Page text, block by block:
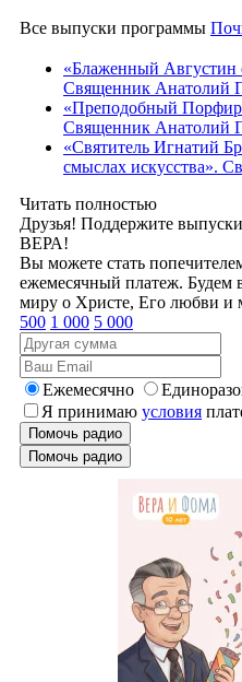
Все выпуски программы
«Блаженный Августин
Священник Анатолий
«Преподобный
Священник Анатолий
«Святитель Игнатий
смыслах искусства».
Читать полностью
Друзья! Поддержите
ВЕРА!
Вы можете стать
ежемесячный платеж. Будем
миру о Христе, Его любви и
500 1 000 5 000
Ежемесячно
Я принимаю условия
Помочь радио
Помочь радио